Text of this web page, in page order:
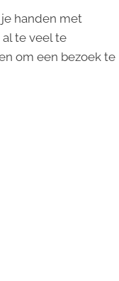
handen met
te veel te
om een bezoek te